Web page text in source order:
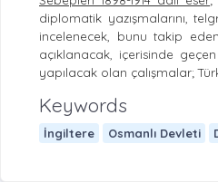
diplomatik yazışmalarını,
incelenecek, bunu takip
açıklanacak, içerisinde
yapılacak olan çalışmalar;
Keywords
İngiltere Osmanlı Devleti